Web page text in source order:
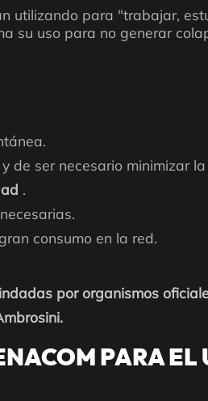
utilizando para "trabajar,
su uso para no generar
y de ser necesario minimizar
.
consumo en la red.
por organismos
PARA EL